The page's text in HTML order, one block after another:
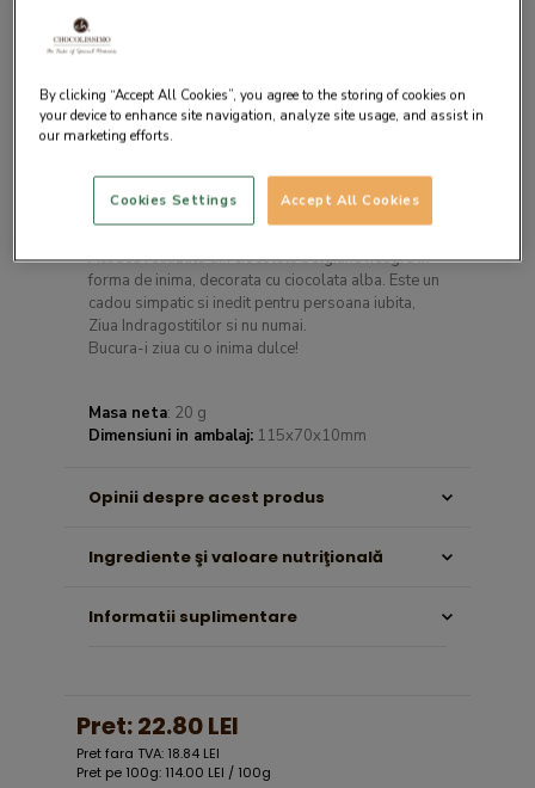
Descrierea produsului
Acadea realizata din ciocolata belgiana neagra in
forma de inima, decorata cu ciocolata alba. Este un
cadou simpatic si inedit pentru persoana iubita,
Ziua Indragostitilor si nu numai.
Bucura-i ziua cu o inima dulce!
Masa neta: 20 g
Dimensiuni in ambalaj: 115x70x10mm
Opinii despre acest produs
Ingrediente şi valoare nutriţională
Informatii suplimentare
Pret:22.80 LEI
Pret fara TVA: 18.84 LEI
Pret pe 100g: 114.00 LEI / 100g
By clicking “Accept All Cookies”, you agree to the storing of cookies on
your device to enhance site navigation, analyze site usage, and assist in
our marketing efforts.
Accept All Cookies
Cookies Settings